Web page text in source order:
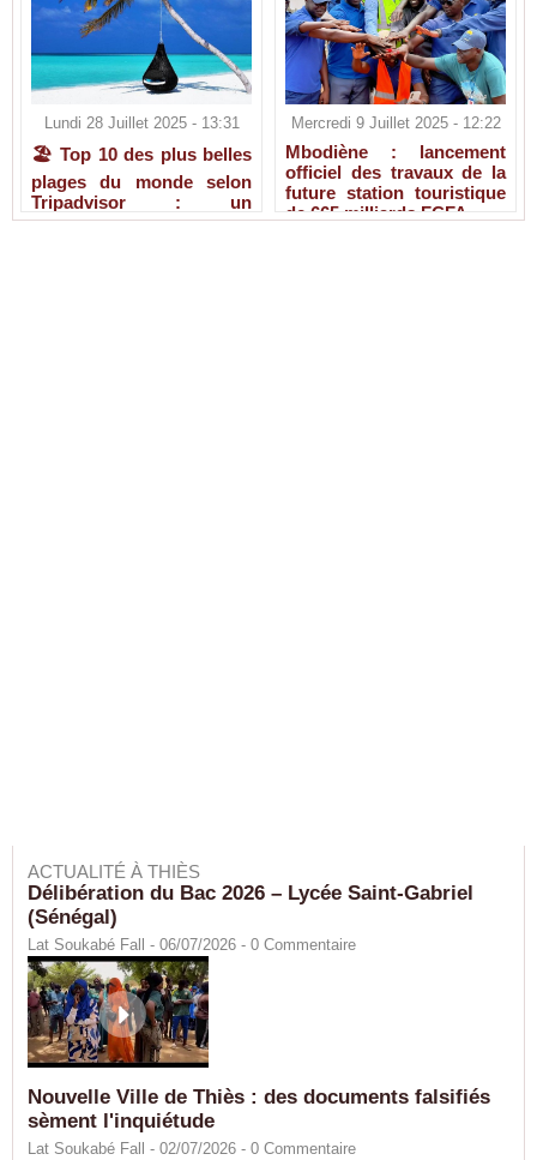
Lundi 28 Juillet 2025 - 13:31
🏖️ Top 10 des plus belles
plages du monde selon
Tripadvisor : un
classement paradisiaque
Mercredi 9 Juillet 2025 - 12:22
Mbodiène : lancement
officiel des travaux de la
future station touristique
de 665 milliards FCFA
ACTUALITÉ À THIÈS
Délibération du Bac 2026 – Lycée Saint-Gabriel
(Sénégal)
Lat Soukabé Fall - 06/07/2026 - 0 Commentaire
Nouvelle Ville de Thiès : des documents falsifiés
sèment l'inquiétude
Lat Soukabé Fall - 02/07/2026 - 0 Commentaire